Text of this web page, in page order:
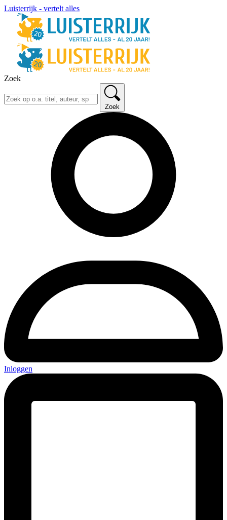
Luisterrijk - vertelt alles
Zoek
Zoek
Inloggen